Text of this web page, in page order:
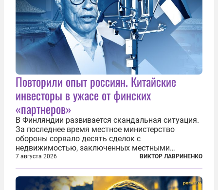
Повторили опыт россиян. Китайские
инвесторы в ужасе от финских
«партнеров»
В Финляндии развивается скандальная ситуация.
За последнее время местное министерство
обороны сорвало десять сделок с
недвижимостью, заключенных местными
фирмами с китайским капиталом. Чиновники
заявили, что они могли заключаться с целью
создания в Финляндии шпионской сети, чтобы
следить за...
7 августа 2026 ВИКТОР ЛАВРИНЕНКО